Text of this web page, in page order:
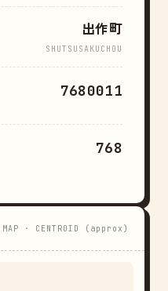
出作町
SHUTSUSAKUCHOU
7680011
768
MAP · CENTROID (approx)